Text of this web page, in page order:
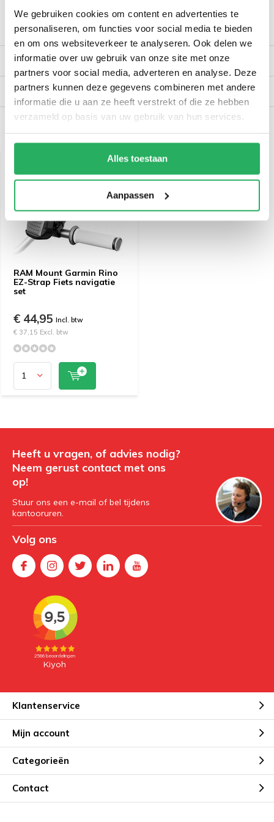
We gebruiken cookies om content en advertenties te
personaliseren, om functies voor social media te bieden
en om ons websiteverkeer te analyseren. Ook delen we
informatie over uw gebruik van onze site met onze
partners voor social media, adverteren en analyse. Deze
partners kunnen deze gegevens combineren met andere
informatie die u aan ze heeft verstrekt of die ze hebben
verzameld op basis van uw gebruik van hun services.
Alles toestaan
Aanpassen
Productomschrijving
Reviews
Verzendinformatie
RAM Mount Garmin Rino
EZ-Strap Fiets navigatie
set
€ 44,95 Incl. btw
€ 37,15 Excl. btw
Heeft u vragen, of advies nodig?
Neem gerust contact met ons
op!
Stuur ons een e-mail of bel tijdens
kantooruren.
Volg ons
Klantenservice
Mijn account
Categorieën
Contact